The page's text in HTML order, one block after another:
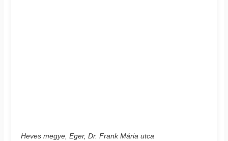
Heves megye, Eger, Dr. Frank Mária utca